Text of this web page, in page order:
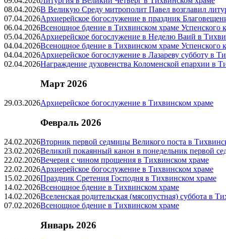
08.04.2026В Великую Среду митрополит Павел возглавил
07.04.2026Архиерейское богослужение в праздник
06.04.2026Всенощное бдение в Тихвинском храме Успенского
05.04.2026Архиерейское богослужение в Неделю Ваий в
04.04.2026Всенощное бдение в Тихвинском храме Успенского
04.04.2026Архиерейское богослужение в Лазареву субботу в
02.04.2026Награждение духовенства Коломенской епархии в
Март 2026
29.03.2026Архиерейское богослужение в Тихвинском храме
Февраль 2026
24.02.2026Вторник первой седмицы Великого поста в
23.02.2026Великий покаянный канон в понедельник первой
22.02.2026Вечерня с чином прощения в Тихвинском храме
22.02.2026Архиерейское богослужение в Тихвинском храме
15.02.2026Праздник Сретения Господня в Тихвинском храме
14.02.2026Всенощное бдение в Тихвинском храме
14.02.2026Вселенская родительская (мясопустная) суббота в
07.02.2026Всенощное бдение в Тихвинском храме
Январь 2026